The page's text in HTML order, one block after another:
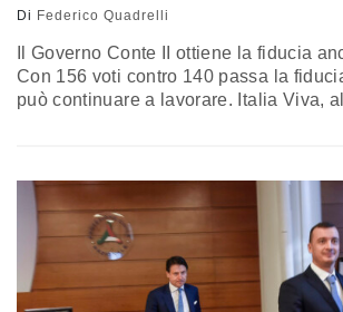
Di Federico Quadrelli
Il Governo Conte II ottiene la fiducia
Con 156 voti contro 140 passa la
può continuare a lavorare. Italia Viva,
soprattutto al…